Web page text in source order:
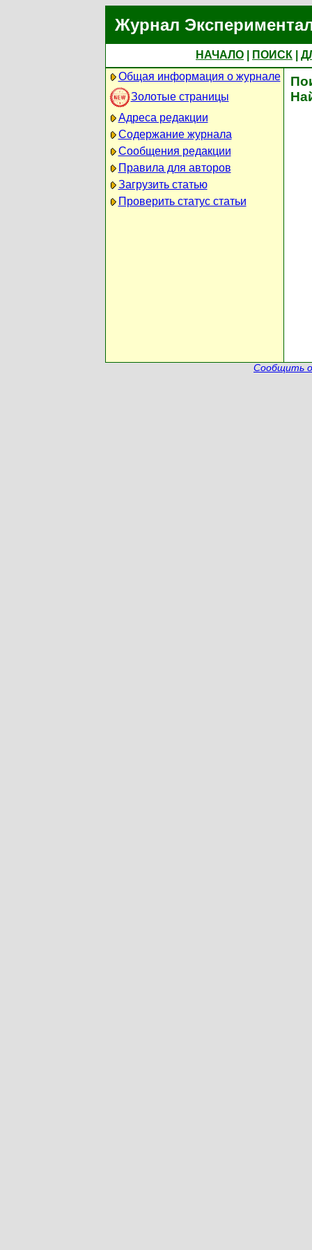
Журнал
НАЧАЛО ПОИСК
Общая информация о журнале
Золотые страницы
Адреса редакции
Содержание журнала
Сообщения редакции
Правила для авторов
Загрузить статью
Проверить статус статьи
Сообщить о